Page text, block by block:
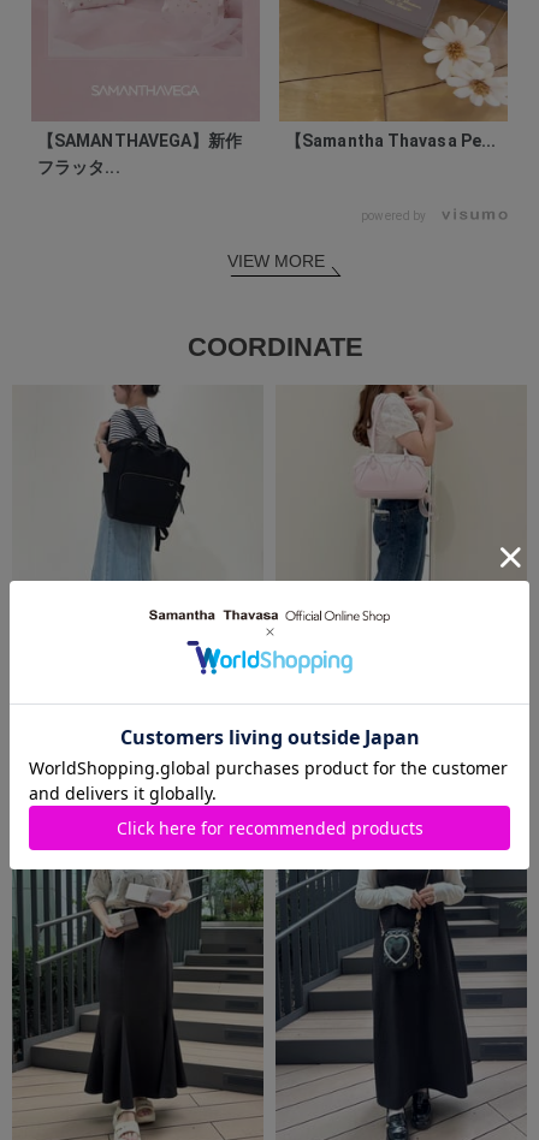
【SAMANTHAVEGA】新作
フラッタ...
【Samantha Thavasa Pe...
powered by
VIEW MORE
COORDINATE
2026.08.08
Samantha Thavasa
2026.08.07
Samantha Thavasa